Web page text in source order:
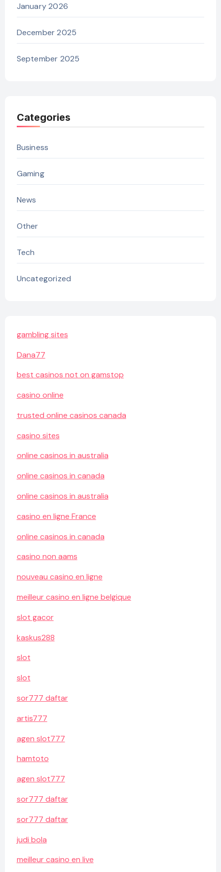
January 2026
December 2025
September 2025
Categories
Business
Gaming
News
Other
Tech
Uncategorized
gambling sites
Dana77
best casinos not on gamstop
casino online
trusted online casinos canada
casino sites
online casinos in australia
online casinos in canada
online casinos in australia
casino en ligne France
online casinos in canada
casino non aams
nouveau casino en ligne
meilleur casino en ligne belgique
slot gacor
kaskus288
slot
slot
sor777 daftar
artis777
agen slot777
hamtoto
agen slot777
sor777 daftar
sor777 daftar
judi bola
meilleur casino en live